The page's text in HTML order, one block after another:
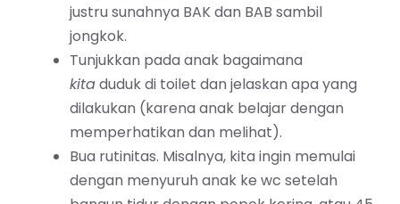
justru sunahnya BAK dan BAB sambil
jongkok.
Tunjukkan pada anak bagaimana
kitaduduk di toilet dan jelaskan apa yang
dilakukan (karena anak belajar dengan
memperhatikan dan melihat).
Bua rutinitas. Misalnya, kita ingin memulai
dengan menyuruh anak ke wc setelah